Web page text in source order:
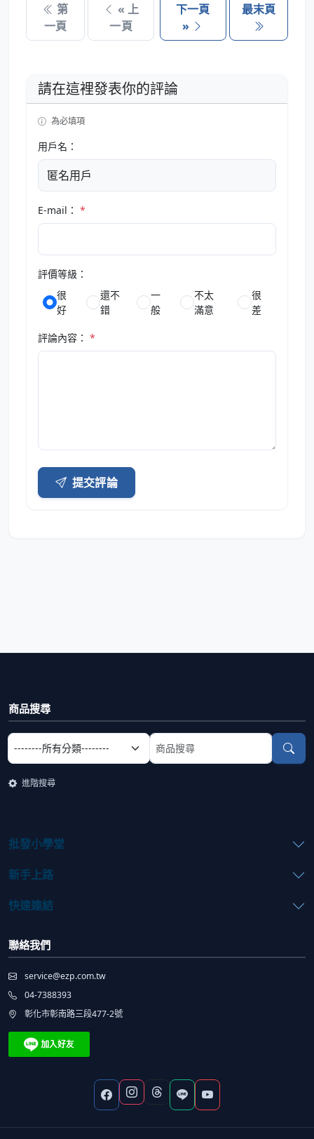
第
一頁
« 上
一頁
下一頁
»
最末頁
請在這裡發表你的評論
為必填項
用戶名：
E-mail： *
評價等級：
很
好
還不
錯
一
般
不太
滿意
很
差
評論內容： *
提交評論
商品搜尋
選擇商品分類
搜尋商品關鍵字
進階搜尋
批發小學堂
新手上路
快速連結
聯絡我們
service@ezp.com.tw
04-7388393
彰化市彰南路三段477-2號